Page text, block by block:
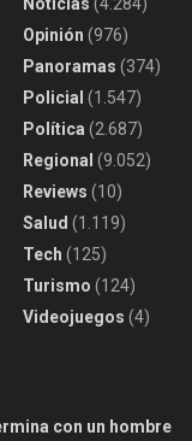
Noticias (4.284)
Opinión (976)
Panoramas (374)
Policial (1.547)
Política (2.687)
Regional (9.052)
Reviews (10)
Salud (1.119)
Tech (125)
Turismo (124)
Videojuegos (4)
con un hombre